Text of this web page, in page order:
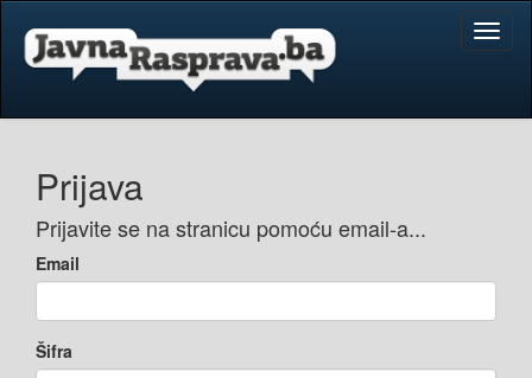
Prijava
Prijavite se na stranicu pomoću email-a...
Email
Šifra